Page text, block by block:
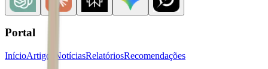
Portal
InícioArtigos NotíciasRelatóriosRecomendações